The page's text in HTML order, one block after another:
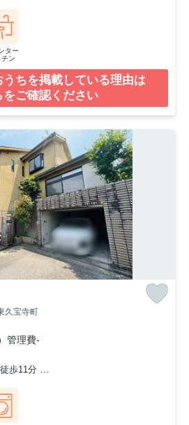
ター
チン
うちを掲載している理由は
をご確認ください
久宝寺町
管理費-
歩11分